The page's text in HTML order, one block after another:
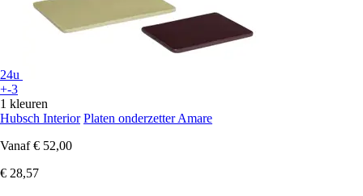
24u
+-3
1 kleuren
Hubsch Interior Platen onderzetter Amare
Vanaf € 52,00
€ 28,57